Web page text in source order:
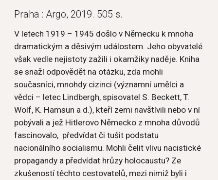
Praha : Argo, 2019. 505 s.
V letech 1919 – 1945 došlo v Německu k mnoha
dramatickým a děsivým událostem. Jeho obyvatelé
však vedle nejistoty zažili i okamžiky naděje. Kniha
se snaží odpovědět na otázku, zda mohli
současníci, mnohdy cizinci (významní umělci a
vědci – letec Lindbergh, spisovatel S. Beckett, T.
Wolf, K. Hamsun a d.), kteří zemi navštívili nebo v ní
pobývali a jež Hitlerovo Německo z mnoha důvodů
fascinovalo,  předvídat či tušit podstatu
nacionálního socialismu. Mohli čelit vlivu nacistické
propagandy a předvídat hrůzy holocaustu? Ze
zkušeností těchto cestovatelů, mezi nimiž byli i